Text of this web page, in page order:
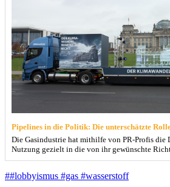
Pipelines in die Politik: Die unterschätzte
Die Gasindustrie hat mithilfe von PR-Profis die
Nutzung gezielt in die von ihr gewünschte
##lobbyismus #gas #wasserstoff